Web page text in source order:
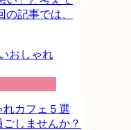
記事では、
カフェ５選
しませんか？